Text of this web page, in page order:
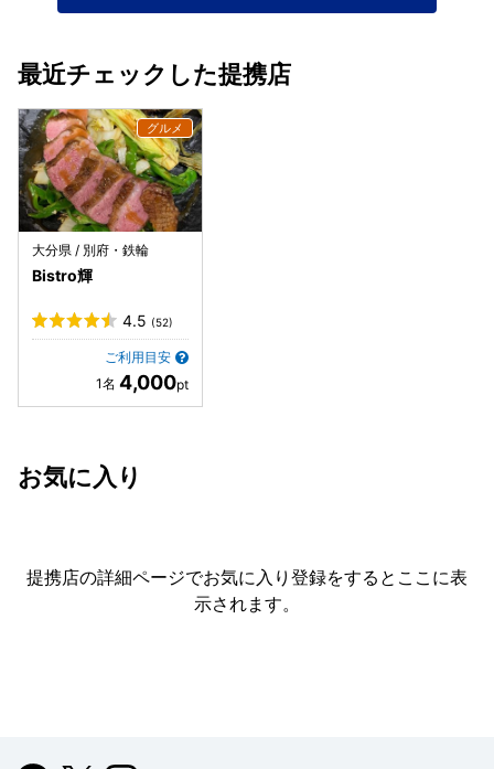
最近チェックした提携店
大分県 / 別府・鉄輪
Bistro輝
4.5 (52)
ご利用目安
4,000
お気に入り
提携店の詳細ページでお気に入り登録をすると ここに表
示されます。